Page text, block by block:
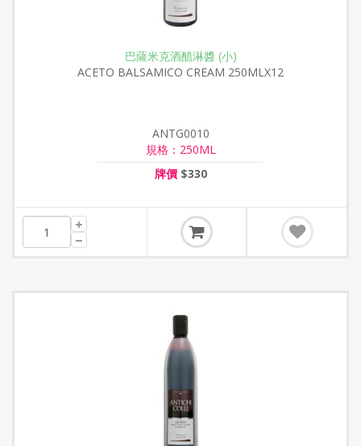
巴薩米克酒醋淋醬 (小)
ACETO BALSAMICO CREAM 250MLX12
ANTG0010
規格：250ML
牌價$330